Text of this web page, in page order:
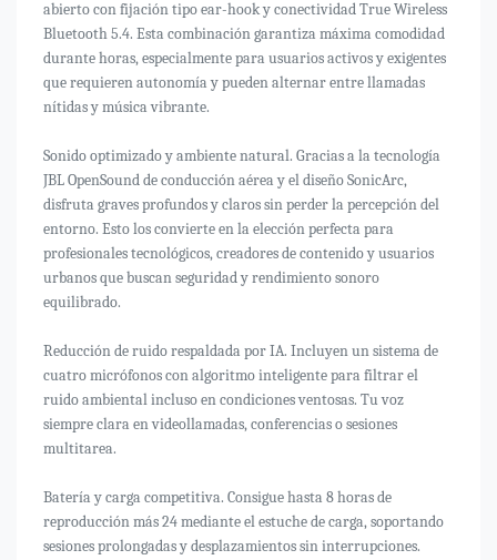
abierto con fijación tipo ear-hook y conectividad True Wireless
Bluetooth 5.4. Esta combinación garantiza máxima comodidad
durante horas, especialmente para usuarios activos y exigentes
que requieren autonomía y pueden alternar entre llamadas
nítidas y música vibrante.
Sonido optimizado y ambiente natural. Gracias a la tecnología
JBL OpenSound de conducción aérea y el diseño SonicArc,
disfruta graves profundos y claros sin perder la percepción del
entorno. Esto los convierte en la elección perfecta para
profesionales tecnológicos, creadores de contenido y usuarios
urbanos que buscan seguridad y rendimiento sonoro
equilibrado.
Reducción de ruido respaldada por IA. Incluyen un sistema de
cuatro micrófonos con algoritmo inteligente para filtrar el
ruido ambiental incluso en condiciones ventosas. Tu voz
siempre clara en videollamadas, conferencias o sesiones
multitarea.
Batería y carga competitiva. Consigue hasta 8 horas de
reproducción más 24 mediante el estuche de carga, soportando
sesiones prolongadas y desplazamientos sin interrupciones.